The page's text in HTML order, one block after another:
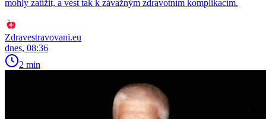
mohly zatížit, a vést tak k závažným zdravotním komplikacím.
Zdravestravovani.eu
dnes, 08:36
2 min